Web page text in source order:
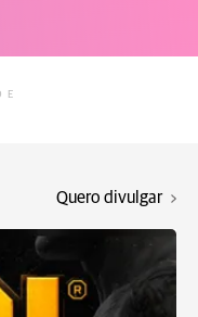
Quero divulgar